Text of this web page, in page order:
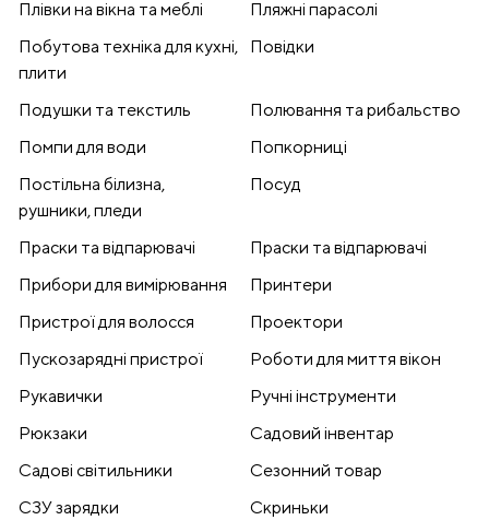
Плівки на вікна та меблі
Пляжні парасолі
Побутова техніка для кухні,
плити
Повідки
Подушки та текстиль
Полювання та рибальство
Помпи для води
Попкорниці
Постільна білизна,
рушники, пледи
Посуд
Праски та відпарювачі
Праски та відпарювачі
Прибори для вимірювання
Принтери
Пристрої для волосся
Проектори
Пускозарядні пристрої
Роботи для миття вікон
Рукавички
Ручні інструменти
Рюкзаки
Садовий інвентар
Садові світильники
Сезонний товар
СЗУ зарядки
Скриньки